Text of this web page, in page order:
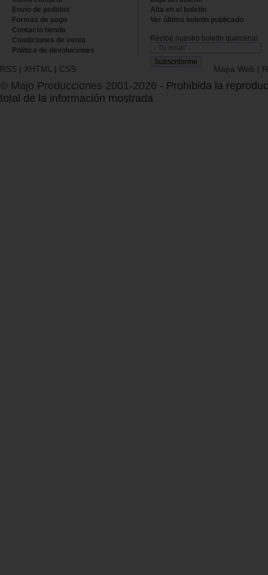
Envío de pedidos
Formas de pago
Contacto tienda
Condiciones de venta
Política de devoluciones
Alta en el boletin
Ver último boletin publicado
Recibe nuestro boletín quincenal.
RSS | XHTML | CSS Mapa Web |
© Majo Producciones 2001-2026 - Prohibida la
total de la información mostrada